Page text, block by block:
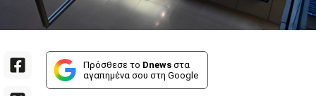
Πρόσθεσε το Dnews στα
αγαπημένα σου στη Google